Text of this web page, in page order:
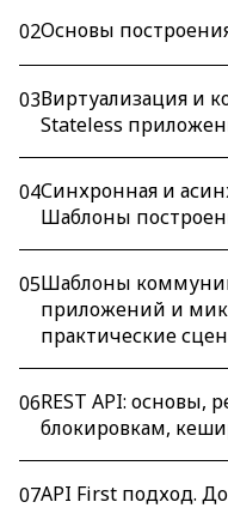
02Основы
03Виртуализация и
Stateless
04Синхронная и
Шаблоны
05Шаблоны
приложений и
практические
06REST API: основы,
блокировкам,
07API First подход.